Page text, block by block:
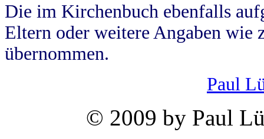
Die im Kirchenbuch ebenfalls
Eltern oder weitere Angaben wie
übernommen.
Paul
© 2009 by Paul